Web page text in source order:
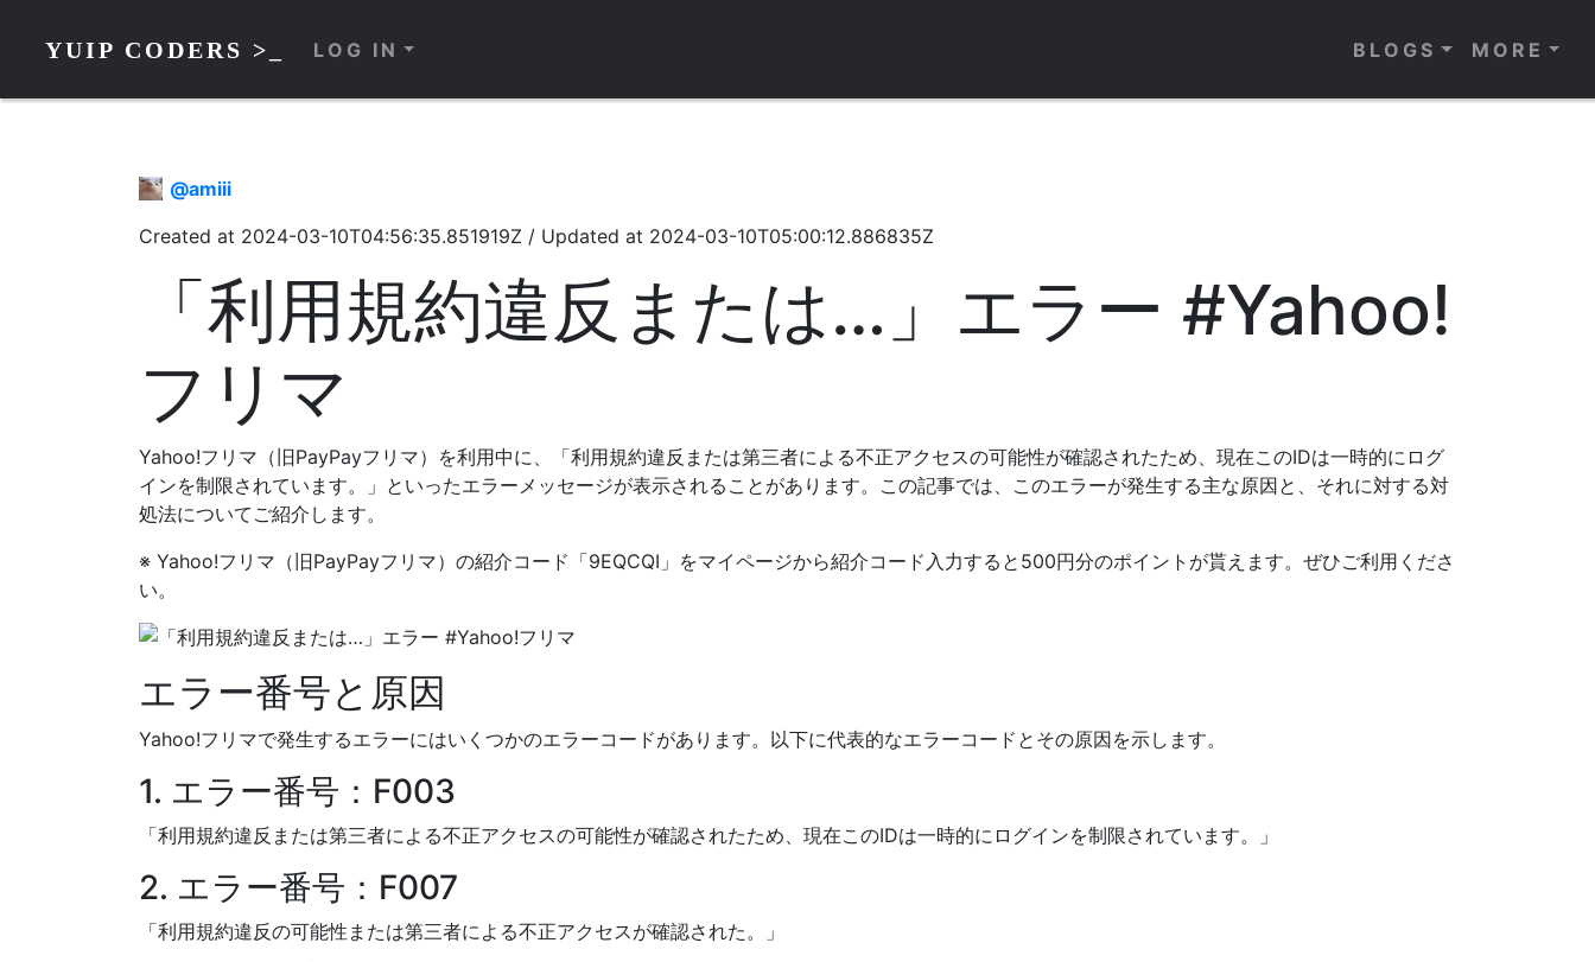
YUIP CODERS >_ LOG IN BLOGS MORE
@amiii
Created at 2024-03-10T04:56:35.851919Z / Updated at 2024-03-10T05:00:12.886835Z
「利用規約違反または…」エラー #Yahoo!
フリマ
Yahoo!フリマ（旧PayPayフリマ）を利用中に、「利用規約違反または第三者による不正アクセスの可能性が確認されたため、現在このIDは一時的にログ
インを制限されています。」といったエラーメッセージが表示されることがあります。この記事では、このエラーが発生する主な原因と、それに対する対
処法についてご紹介します。
※ Yahoo!フリマ（旧PayPayフリマ）の紹介コード「9EQCQI」をマイページから紹介コード入力すると500円分のポイントが貰えます。ぜひご利用くださ
い。
エラー番号と原因
Yahoo!フリマで発生するエラーにはいくつかのエラーコードがあります。以下に代表的なエラーコードとその原因を示します。
1. エラー番号：F003
「利用規約違反または第三者による不正アクセスの可能性が確認されたため、現在このIDは一時的にログインを制限されています。」
2. エラー番号：F007
「利用規約違反の可能性または第三者による不正アクセスが確認された。」